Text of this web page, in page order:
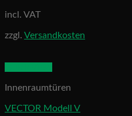
incl. VAT
zzgl. Versandkosten
Innenraumtüren
VECTOR Modell V